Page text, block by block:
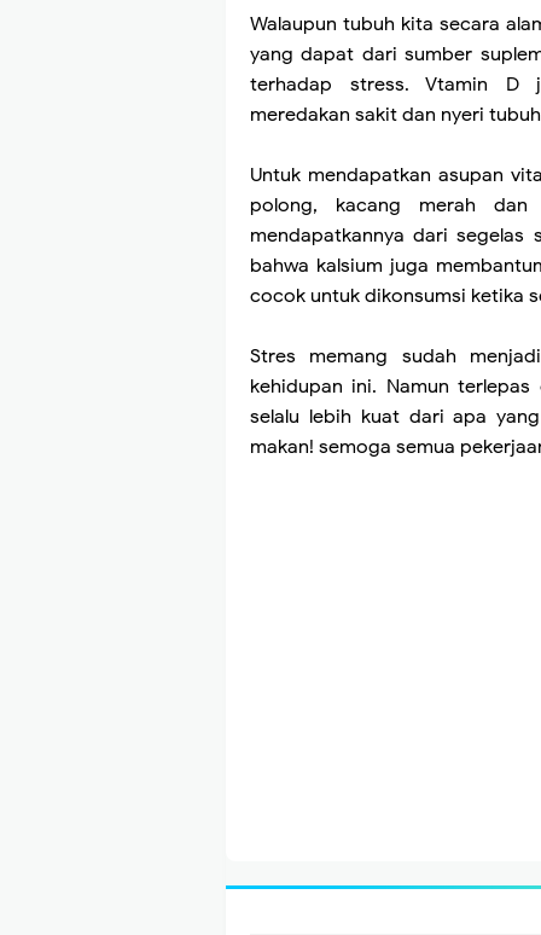
Walaupun tubuh kita secara
yang dapat dari sumber
terhadap stress. Vtamin D
meredakan sakit dan nyeri
Untuk mendapatkan asupan
polong, kacang merah
mendapatkannya dari segelas
bahwa kalsium juga
cocok untuk dikonsumsi ketika
Stres memang sudah
kehidupan ini. Namun
selalu lebih kuat dari apa
makan! semoga semua